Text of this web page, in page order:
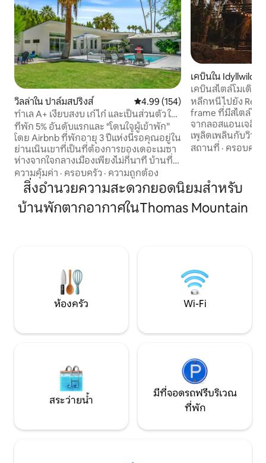
วิลล่าใน ปาล์มสปริงส์ คะแนนเฉลี่ย 4.99 จาก 5, 154 รีวิว
4.99 (154)
ทำเล A+ เงียบสงบ เก๋ไก๋ และเป็นส่วนตัว ใกล้
ดาวน์ทาวน์
ที่พัก 5% อันดับแรกและ “โดนใจผู้เข้าพัก”
โดย Airbnb ที่พักอายุ 3 ปีแห่งนี้รอคุณอยู่ใน
ย่านเนินเขาที่เป็นที่ต้องการของเดอะเมซา
ห่างจากใจกลางเมืองเพียงไม่กี่นาที บ้านที่
ได้รับแรงบันดาลใจจากกลางศตวรรษมี 3
ห้องนอน 3 ห้องน้ำในตัว เพดานสูง 14 ฟุต
ประตูกระจกเลื่อน เครื่องใช้ไฟฟ้าโบช งาน
ศิลปะเกรดนิทรรศการ โรงจอดรถ 2 คัน
ห้องนั่งเล่นแบบจม อ่างไฟ พื้นที่นั่งเล่น/รับ
ความคุ้มค่า · ครอบครัว · ความถูกต้อง
เคบินใน Idyllwild-
เคบินสไตล์โมเดิร์น
หลีกหนีไปยัง
frame ที่มีสไตล์ใน
จากลอสแอนเจลิส
เพลิดเพลินกับวิวป่
เลี้ยง และความสะ
ผ่อนคลายใต้ต้นส
ครอบครัวขนาดเล็
ผ่อนบนภูเขาอย่างสงบ เริ่มต้นฤดู
คุณด้วยการเดินท
สถานที่ · ครอบครัว
สิ่งอำนวยความสะดวกยอดนิยมสำหรับ
บ้านพักตากอากาศในThomas Mountain
ห้องครัว Wi-Fi
สระว่ายน้ำ
มีที่จอดรถฟรีบริเวณ
ที่พัก